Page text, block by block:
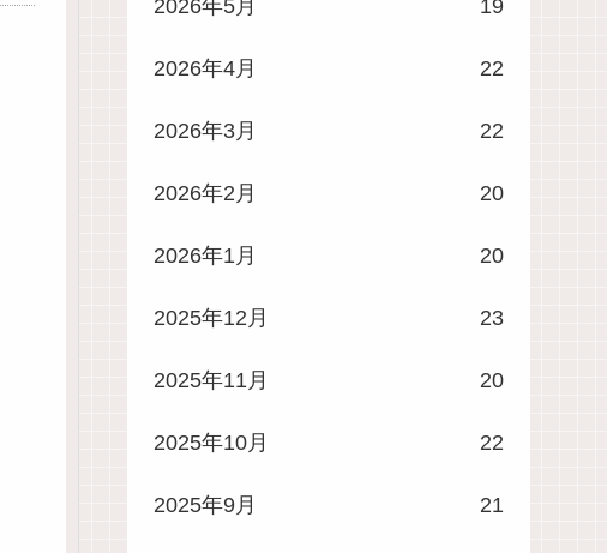
2026年5月 19
2026年4月 22
2026年3月 22
2026年2月 20
2026年1月 20
2025年12月 23
2025年11月 20
2025年10月 22
2025年9月 21